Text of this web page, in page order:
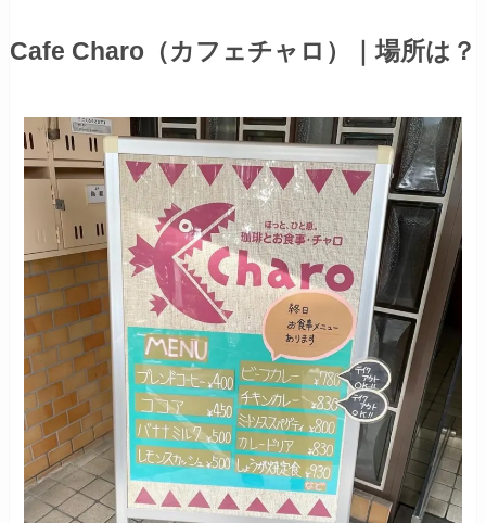
Cafe Charo（カフェチャロ）｜場所は？